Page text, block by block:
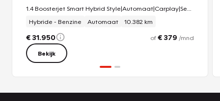
Hybride - Benzine
Automaat 10.382 km
€ 31.950 of€ 379 /mnd
Bekijk